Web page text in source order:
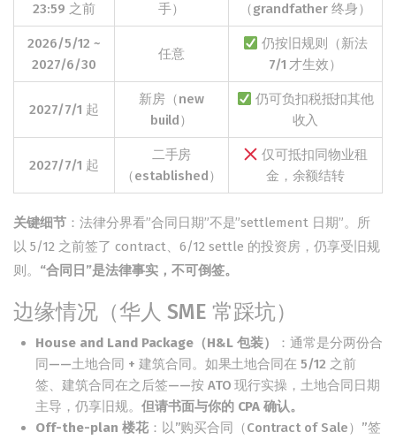
23:59 之前
手）
（grandfather 终身）
2026/5/12 ~
2027/6/30
任意
仍按旧规则（新法
7/1 才生效）
2027/7/1 起
新房（new
build）
仍可负扣税抵扣其他
收入
2027/7/1 起
二手房
（established）
仅可抵扣同物业租
金，余额结转
关键细节：法律分界看”合同日期”不是”settlement 日期”。所
以 5/12 之前签了 contract、6/12 settle 的投资房，仍享受旧规
则。 “合同日”是法律事实，不可倒签。
边缘情况（华人 SME 常踩坑）
House and Land Package（H&L 包装）
：通常是分两份合
同——土地合同 + 建筑合同。如果土地合同在 5/12 之前
签、建筑合同在之后签——按 ATO 现行实操，土地合同日期
主导，仍享旧规。 但请书面与你的 CPA 确认。
Off-the-plan 楼花：以”购买合同（Contract of Sale）”签